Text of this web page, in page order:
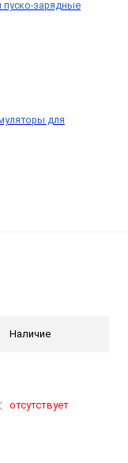
пуско-зарядные
для
Наличие
отсутствует